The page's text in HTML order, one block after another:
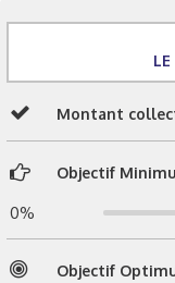
Montant
Objectif
0%
Objectif